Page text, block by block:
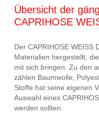
Übersicht der
CAPRIHOSE
Der CAPRIHOSE WEISS
Materialien hergestellt,
mit sich bringen. Zu den
zählen Baumwolle,
Stoffe hat seine eigenen
Auswahl eines
werden sollten.